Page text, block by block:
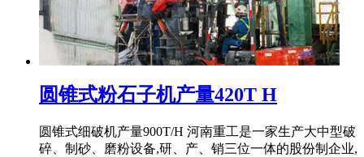
圆锥式粉石子机产量420T H
圆锥式细破机产量900T/H 河南重工是一家生产大中型破
碎、制砂、磨粉设备,研、产、销三位一体的股份制企业,